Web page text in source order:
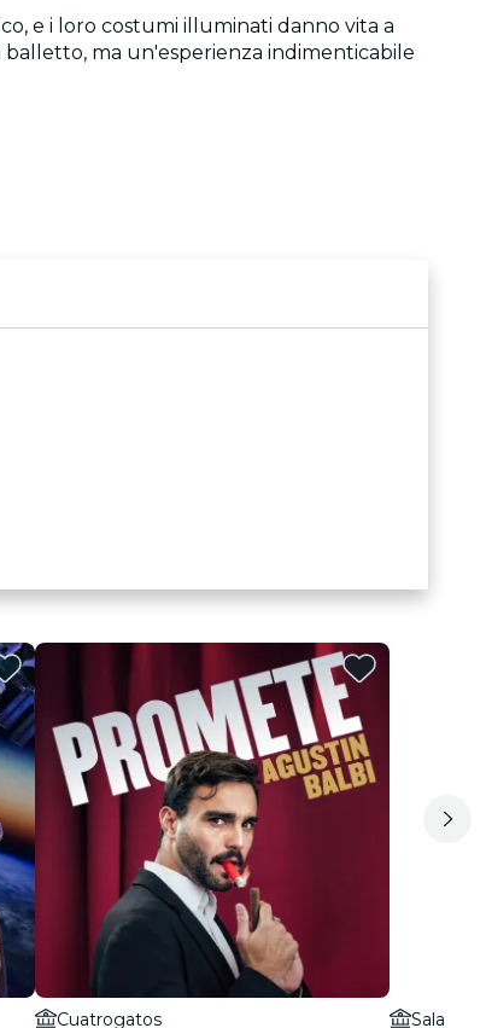
e i loro costumi illuminati danno vita a
ma un'esperienza indimenticabile
Cuatrogatos Sala